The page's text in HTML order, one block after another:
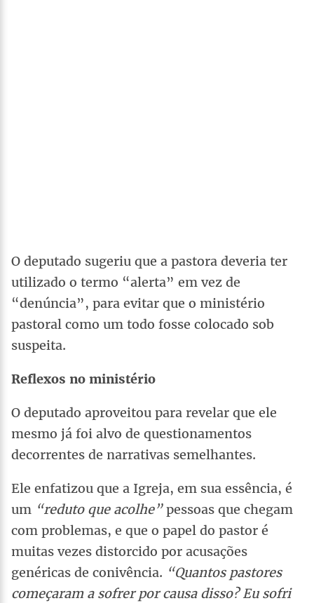
O deputado sugeriu que a pastora deveria ter
utilizado o termo “alerta” em vez de
“denúncia”, para evitar que o ministério
pastoral como um todo fosse colocado sob
suspeita.
Reflexos no ministério
O deputado aproveitou para revelar que ele
mesmo já foi alvo de questionamentos
decorrentes de narrativas semelhantes.
Ele enfatizou que a Igreja, em sua essência, é
um “reduto que acolhe”pessoas que chegam
com problemas, e que o papel do pastor é
muitas vezes distorcido por acusações
genéricas de conivência. “Quantos pastores
começaram a sofrer por causa disso? Eu sofri